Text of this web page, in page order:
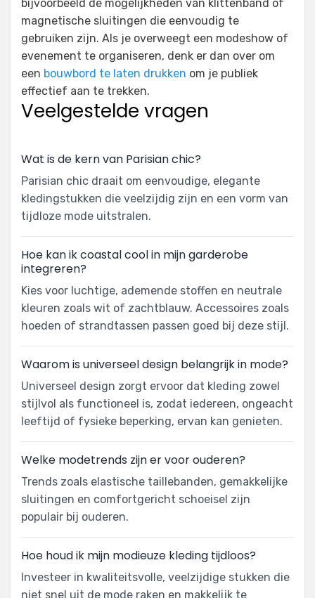
bijvoorbeeld de mogelijkheden van klittenband of
magnetische sluitingen die eenvoudig te
gebruiken zijn. Als je overweegt een modeshow of
evenement te organiseren, denk er dan over om
een bouwbord te laten drukken om je publiek
effectief aan te trekken.
Veelgestelde vragen
Wat is de kern van Parisian chic?
Parisian chic draait om eenvoudige, elegante
kledingstukken die veelzijdig zijn en een vorm van
tijdloze mode uitstralen.
Hoe kan ik coastal cool in mijn garderobe
integreren?
Kies voor luchtige, ademende stoffen en neutrale
kleuren zoals wit of zachtblauw. Accessoires zoals
hoeden of strandtassen passen goed bij deze stijl.
Waarom is universeel design belangrijk in mode?
Universeel design zorgt ervoor dat kleding zowel
stijlvol als functioneel is, zodat iedereen, ongeacht
leeftijd of fysieke beperking, ervan kan genieten.
Welke modetrends zijn er voor ouderen?
Trends zoals elastische taillebanden, gemakkelijke
sluitingen en comfortgericht schoeisel zijn
populair bij ouderen.
Hoe houd ik mijn modieuze kleding tijdloos?
Investeer in kwaliteitsvolle, veelzijdige stukken die
niet snel uit de mode raken en makkelijk te